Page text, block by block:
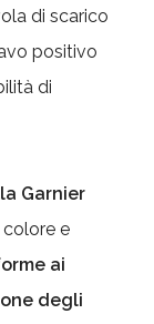
di scarico
positivo
di
Garnier
colore e
ai
degli